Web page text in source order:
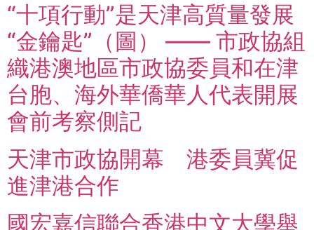
“十項行動”是天津高質量發展
“金鑰匙”（圖） —— 市政協組
織港澳地區市政協委員和在津
台胞、海外華僑華人代表開展
會前考察側記
天津市政協開幕 港委員冀促
進津港合作
國宏嘉信聯合香港中文大學舉